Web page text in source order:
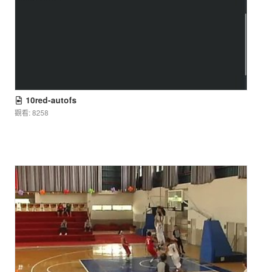
10red-autofs
觀看: 8258